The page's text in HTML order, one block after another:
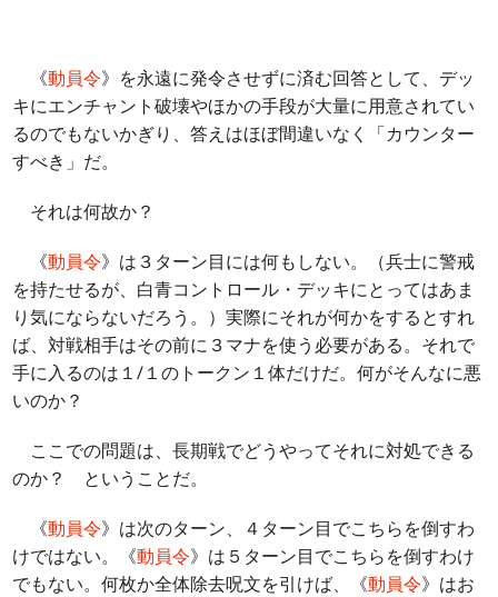
《動員令》を永遠に発令させずに済む回答として、デッ
キにエンチャント破壊やほかの手段が大量に用意されてい
るのでもないかぎり、答えはほぼ間違いなく「カウンター
すべき」だ。
それは何故か？
《動員令》は３ターン目には何もしない。（兵士に警戒
を持たせるが、白青コントロール・デッキにとってはあま
り気にならないだろう。）実際にそれが何かをするとすれ
ば、対戦相手はその前に３マナを使う必要がある。それで
手に入るのは１/１のトークン１体だけだ。何がそんなに悪
いのか？
ここでの問題は、長期戦でどうやってそれに対処できる
のか？ ということだ。
《動員令》は次のターン、４ターン目でこちらを倒すわ
けではない。《動員令》は５ターン目でこちらを倒すわけ
でもない。何枚か全体除去呪文を引けば、《動員令》はお